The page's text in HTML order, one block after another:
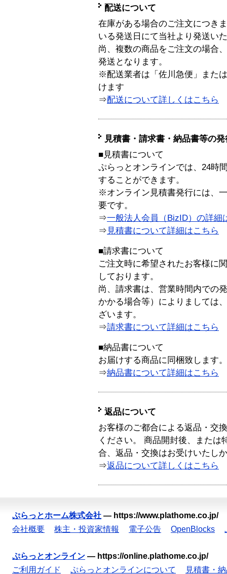
配送について
在庫がある場合のご注文につき
いる発送日にて当社より発送い
尚、複数の商品をご注文の場合
発送となります。
※配送業者は「佐川急便」また
けます
⇒配送について詳しくはこちら
見積書・請求書・納品書等の
■見積書について
ぷらっとオンラインでは、24時
することができます。
※オンライン見積書発行には、
要です。
⇒一般法人会員（BizID）の詳細
⇒ 見積書について詳細はこちら
■請求書について
ご注文時に希望されたお客様に
しております。
尚、請求書は、営業時間内での
かかる場合等）によりましては
ざいます。
⇒請求書について詳細はこちら
■納品書について
お届けする商品に同梱致します。
⇒納品書について詳細はこちら
返品について
お客様のご都合による返品・交
ください。 商品開封後、または
合、返品・交換はお受けいたし
⇒返品について詳しくはこちら
ぷらっとホーム株式会社 — https://www.plathome.co.jp/
会社概要
株主・投資家情報 電子公告 OpenBlocks
ぷらっとオンライン — https://online.plathome.co.jp/
ご利用ガイド
ぷらっとオンラインについて 見積書・